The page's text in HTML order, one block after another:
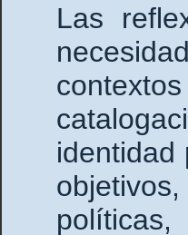
Las
identidad